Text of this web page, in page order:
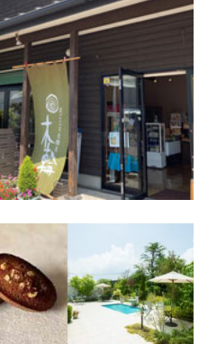
」をご紹介します♫店舗情報
】2022年5月にオープ